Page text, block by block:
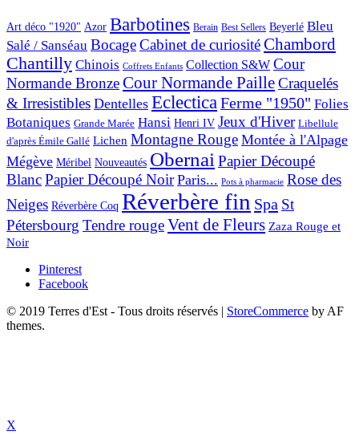
Art déco "1920" Azor Barbotines Berain Best Sellers Beyerlé Bleu
Salé / Sanséau BocageCabinet de curiositéChambord
Chantilly Chinois Coffrets Enfants Collection S&W Cour
Normande BronzeCour Normande PailleCraquelés
& Irresistibles Dentelles EclecticaFerme "1950" Folies
Botaniques Grande Marée Hansi Henri IV Jeux d'Hiver Libellule
d'après Émile Gallé Lichen Montagne Rouge Montée à l'Alpage
Mégève Méribel Nouveautés ObernaiPapier Découpé
BlancPapier Découpé Noir Paris... Pots à pharmacie Rose des
Neiges Réverbère Coq Réverbère fin Spa St
Pétersbourg Tendre rougeVent de Fleurs Zaza Rouge et
Noir
Pinterest
Facebook
© 2019 Terres d'Est - Tous droits réservés
StoreCommerce by AF
themes.
X